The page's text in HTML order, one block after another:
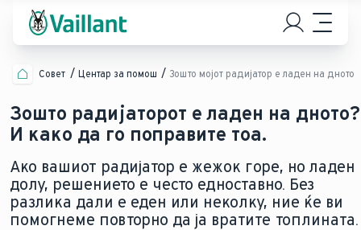
Совет Центар за помош Зошто мојот радијатор е ладен на дното
Зошто радијаторот е ладен на дното?
И како да го поправите тоа.
Ако вашиот радијатор е жежок горе, но ладен
долу, решението е често едноставно. Без
разлика дали е еден или неколку, ние ќе ви
помогнеме повторно да ја вратите топлината.